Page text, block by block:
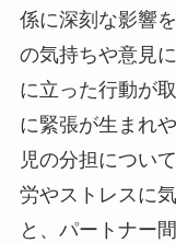
係に深刻な影響
の気持ちや意見
に立った行動が
に緊張が生まれ
児の分担につい
労やストレスに
と、パートナー